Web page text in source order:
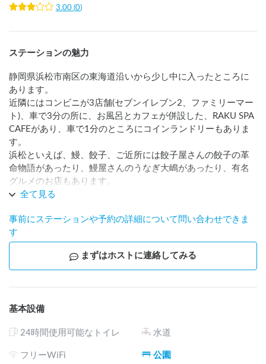
3.00 (0)
ステーションの魅力
静岡県浜松市南区の東海道沿いから少し中に入ったところに
あります。
近隣にはコンビニが3店舗(セブンイレブン2、ファミリーマー
ト)、車で3分の所に、お風呂とカフェが併設した、RAKU SPA
CAFEがあり、車で1分のところにコインランドリーもありま
す。
浜松といえば、鰻、餃子、ご近所には餃子屋さんの餃子の革
命物語があったり、鰻屋さんのうなぎ大嶋があったり、有名
グルメのお店もあります。
全て見る
事前にステーションや予約の詳細について問い合わせできま
す
まずはホストに連絡してみる
基本設備
24時間使用可能なトイレ 水道
フリーWiFi 公園